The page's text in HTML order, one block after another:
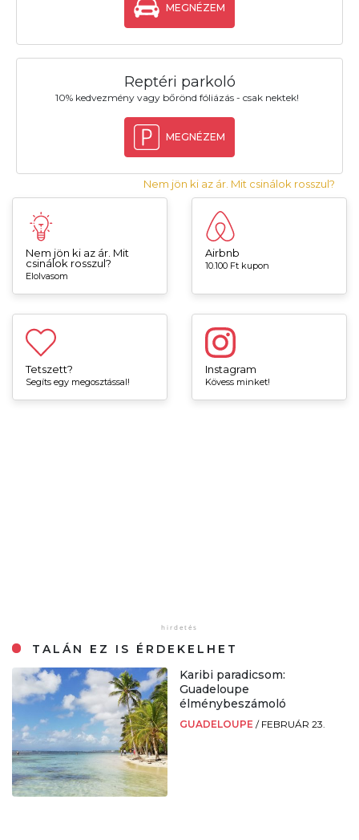
MEGNÉZEM
Reptéri parkoló
10% kedvezmény vagy bőrönd fóliázás - csak nektek!
MEGNÉZEM
Nem jön ki az ár. Mit csinálok rosszul?
Nem jön ki az ár. Mit
csinálok rosszul?
Elolvasom
Airbnb
10.100 Ft kupon
Tetszett?
Segíts egy megosztással!
Instagram
Kövess minket!
TALÁN EZ IS ÉRDEKELHET
Karibi paradicsom:
Guadeloupe
élménybeszámoló
GUADELOUPE / FEBRUÁR 23.